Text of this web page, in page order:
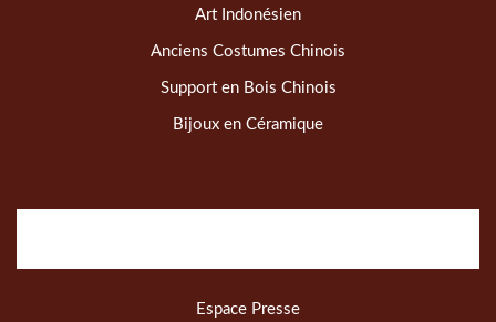
Art Indonésien
Anciens Costumes Chinois
Support en Bois Chinois
Bijoux en Céramique
Espace Presse